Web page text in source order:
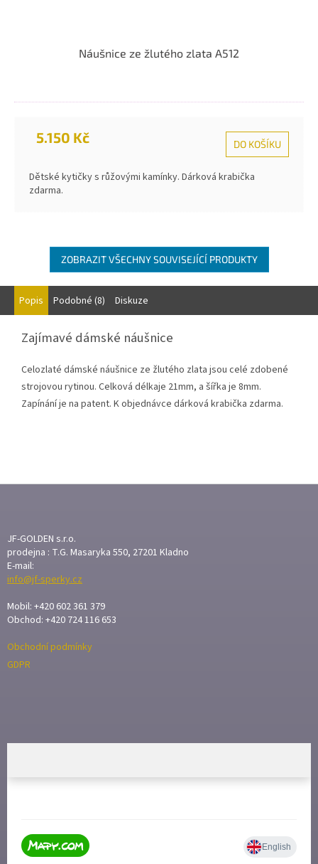
Náušnice ze žlutého zlata A512
5.150 Kč DO KOŠÍKU
Dětské kytičky s růžovými kamínky. Dárková krabička
zdarma.
ZOBRAZIT VŠECHNY SOUVISEJÍCÍ PRODUKTY
Popis Podobné (8) Diskuze
Zajímavé dámské náušnice
Celozlaté dámské náušnice ze žlutého zlata jsou celé zdobené
strojovou rytinou. Celková délkaje 21mm, a šířka je 8mm.
Zapínání je na patent. K objednávce dárková krabička zdarma.
A
T
JF-GOLDEN s.r.o.
prodejna : T.G. Masaryka 550, 27201 Kladno
E-mail:
info@jf-sperky.cz
Mobil: +420 602 361 379
Obchod: +420 724 116 653
Obchodní podmínky
GDPR